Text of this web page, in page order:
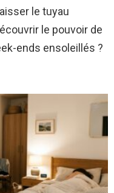
le tuyau
le pouvoir de
ends ensoleillés ?